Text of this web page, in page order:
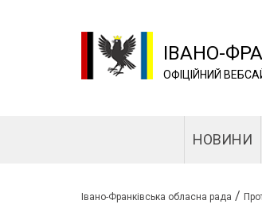
ІВАНО-
ОФІЦІЙНИЙ
НОВИНИ
Івано-Франківська обласна рада /